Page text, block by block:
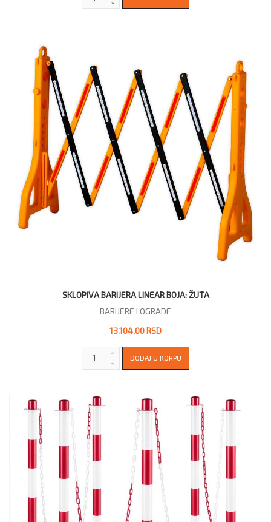
SKLOPIVA BARIJERA LINEAR BOJA: ŽUTA
BARIJERE I OGRADE
13.104,00 RSD